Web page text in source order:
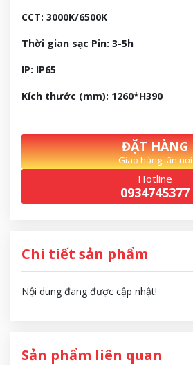
CCT: 3000K/6500K
Thời gian sạc Pin: 3-5h
IP: IP65
Kích thước (mm): 1260*H390
ĐẶT HÀNG
Giao hàng tận nơi
Hotline
0934745377
Chi tiết sản phẩm
Nội dung đang được cập nhật!
Sản phẩm liên quan